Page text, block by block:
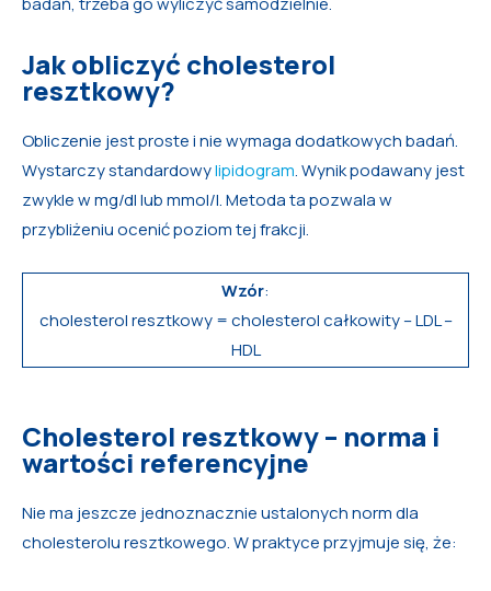
Jak obliczyć cholesterol
resztkowy?
Obliczenie jest proste i nie wymaga dodatkowych badań.
Wystarczy standardowylipidogram. Wynik podawany jest
zwykle w mg/dl lub mmol/l. Metoda ta pozwala w
przybliżeniu ocenić poziom tej frakcji.
Wzór:
cholesterol resztkowy = cholesterol całkowity – LDL –
HDL
Cholesterol resztkowy – norma i
wartości referencyjne
Nie ma jeszcze jednoznacznie ustalonych norm dla
cholesterolu resztkowego. W praktyce przyjmuje się, że: